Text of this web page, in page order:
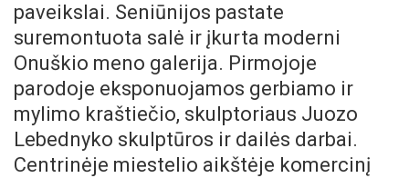
paveikslai. Seniūnijos pastate
suremontuota salė ir įkurta moderni
Onuškio meno galerija. Pirmojoje
parodoje eksponuojamos gerbiamo ir
mylimo kraštiečio, skulptoriaus Juozo
Lebednyko skulptūros ir dailės darbai.
Centrinėje miestelio aikštėje komercinį